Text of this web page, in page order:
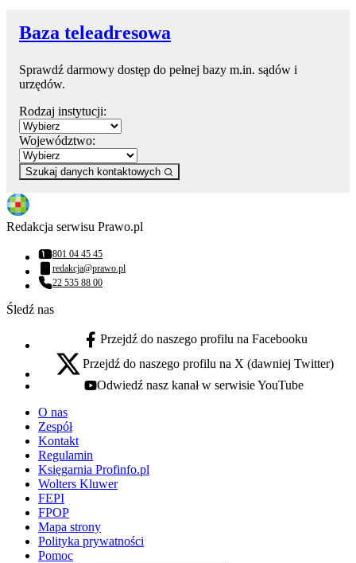
Baza teleadresowa
Sprawdź darmowy dostęp do pełnej bazy m.in. sądów i
urzędów.
Rodzaj instytucji:
Województwo:
Szukaj danych kontaktowych
Redakcja serwisu Prawo.pl
Numer telefonu:
801 04 45 45
Adres email:
redakcja@prawo.pl
Numer telefonu:
22 535 88 00
Śledź nas
facebook - otwiera się w nowej karcie
Przejdź do naszego profilu na Facebooku
x - otwiera się w nowej karcie
Przejdź do naszego profilu na X (dawniej Twitter)
youtube - otwiera się w nowej karcie
Odwiedź nasz kanał w serwisie YouTube
O nas
Zespół
Kontakt
Regulamin
Księgarnia Profinfo.pl
Wolters Kluwer
FEPI
FPOP
Mapa strony
Polityka prywatności
Pomoc